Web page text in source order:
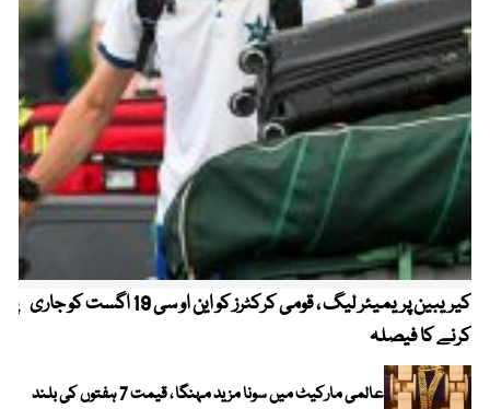
کیریبین پریمیئر لیگ ، قومی کرکٹرز کو این او سی 19 اگست کو جاری
کرنے کا فیصلہ
عالمی مارکیٹ میں سونا مزید مہنگا ، قیمت 7 ہفتوں کی بلند